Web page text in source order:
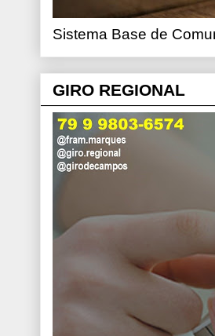
Sistema Base de
GIRO REGIONAL